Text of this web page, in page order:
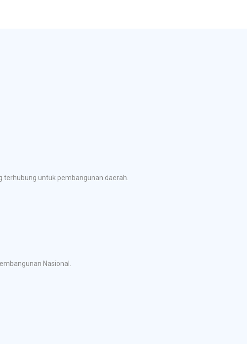
untuk pembangunan daerah.
Nasional.